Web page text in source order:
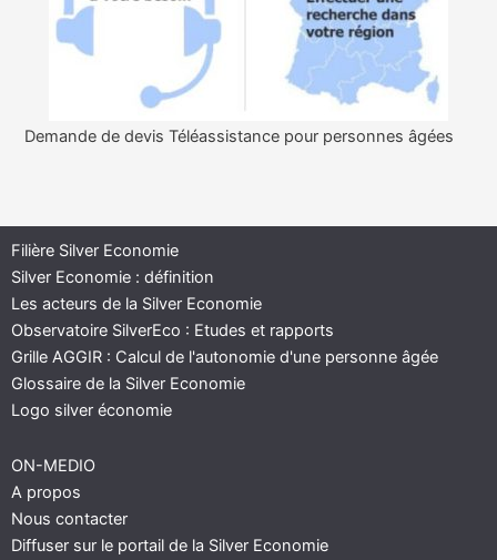
Demande de devis Téléassistance pour personnes âgées
Filière Silver Economie
Silver Economie : définition
Les acteurs de la Silver Economie
Observatoire SilverEco : Etudes et rapports
Grille AGGIR : Calcul de l'autonomie d'une personne âgée
Glossaire de la Silver Economie
Logo silver économie
ON-MEDIO
A propos
Nous contacter
Diffuser sur le portail de la Silver Economie